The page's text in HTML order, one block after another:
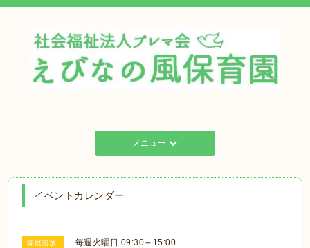
メニュー
イベントカレンダー
園庭開放 毎週火曜日 09:30～15:00